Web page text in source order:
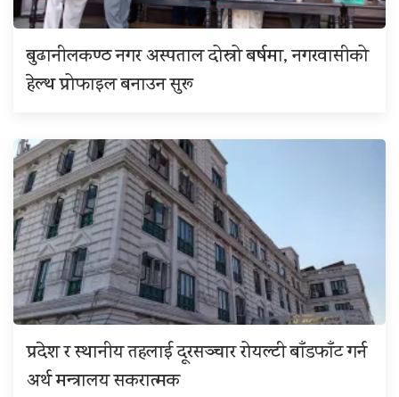
बुढानीलकण्ठ नगर अस्पताल दोस्रो बर्षमा, नगरवासीको
हेल्थ प्रोफाइल बनाउन सुरू
प्रदेश र स्थानीय तहलाई दूरसञ्चार रोयल्टी बाँडफाँट गर्न
अर्थ मन्त्रालय सकरात्मक